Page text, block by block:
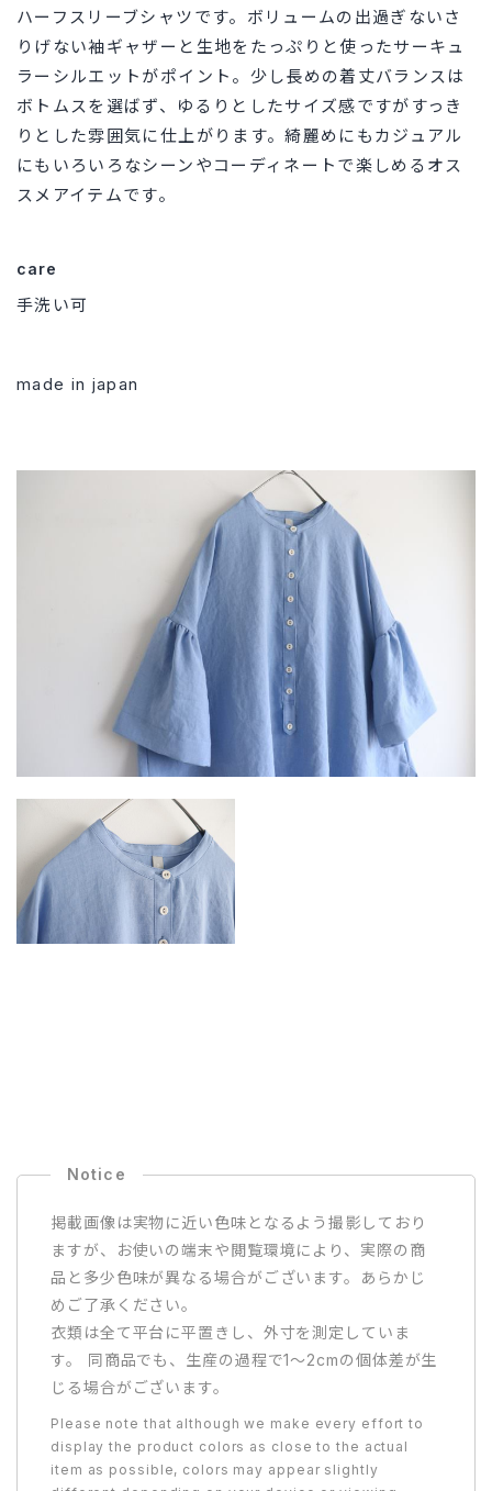
ハーフスリーブシャツです。ボリュームの出過ぎないさ
りげない袖ギャザーと生地をたっぷりと使ったサーキュ
ラーシルエットがポイント。少し長めの着丈バランスは
ボトムスを選ばず、ゆるりとしたサイズ感ですがすっき
りとした雰囲気に仕上がります。綺麗めにもカジュアル
にもいろいろなシーンやコーディネートで楽しめるオス
スメアイテムです。
care
手洗い可
made in japan
掲載画像は実物に近い色味となるよう撮影しており
ますが、お使いの端末や閲覧環境により、実際の商
品と多少色味が異なる場合がございます。あらかじ
めご了承ください。
衣類は全て平台に平置きし、外寸を測定していま
す。 同商品でも、生産の過程で1〜2cmの個体差が生
じる場合がございます。
Please note that although we make every effort to
display the product colors as close to the actual
item as possible, colors may appear slightly